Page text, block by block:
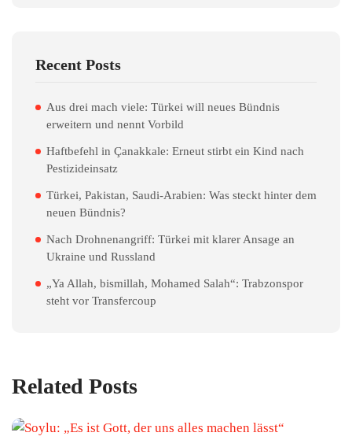
Recent Posts
Aus drei mach viele: Türkei will neues Bündnis
erweitern und nennt Vorbild
Haftbefehl in Çanakkale: Erneut stirbt ein Kind nach
Pestizideinsatz
Türkei, Pakistan, Saudi-Arabien: Was steckt hinter dem
neuen Bündnis?
Nach Drohnenangriff: Türkei mit klarer Ansage an
Ukraine und Russland
„Ya Allah, bismillah, Mohamed Salah“: Trabzonspor
steht vor Transfercoup
Related Posts